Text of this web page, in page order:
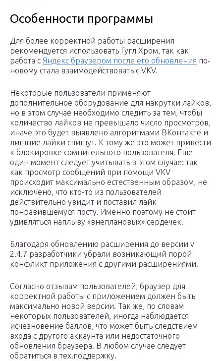
Особенности программы
Для более корректной работы расширения
рекомендуется использовать Гугл Хром, так как
работа с Яндекс браузером после его обновления по-
новому стала взаимодействовать с VKV.
Некоторые пользователи применяют
дополнительное оборудование для накрутки лайков,
но в этом случае необходимо следить за тем, чтобы
количество лайков не превышало число просмотров,
иначе это будет выявлено алгоритмами ВКонтакте и
лишние лайки спишут. К тому же это может привести
к блокировке сомнительного пользователя. Еще
один момент следует учитывать в этом случае: так
как просмотр сообщений при помощи VKV
происходит максимально естественным образом, не
исключено, что кто-то из пользователей
действительно увидит и поставил лайк
понравившемуся посту. Именно поэтому не стоит
удивляться наплыву «внеплановых» сердечек.
Благодаря обновлению расширения до версии v
2.4.7 разработчики убрали возникающий порой
конфликт приложения с другими расширениями.
Согласно отзывам пользователей, браузер для
корректной работы с приложением должен быть
максимально новой версии. Так же, по словам
некоторых пользователей, иногда наблюдается
исчезновение баллов, что может быть следствием
входа с другого аккаунта или недостаточного
обновления браузера. В любом случае следует
обратиться в тех.поддержку.